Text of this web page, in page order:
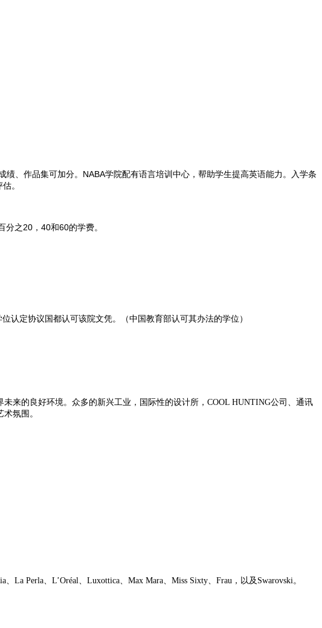
、作品集可加分。NABA学院配有语言培训中心，帮助学生提高英语能力。入学条
。
之20，40和60的学费。
认定协议国都认可该院文凭。（中国教育部认可其办法的学位）
来的良好环境。众多的新兴工业，国际性的设计所， COOL HUNTING公司、通讯
氛围。
Perla、L’Oréal、Luxottica、Max Mara、Miss Sixty、Frau，以及Swarovski。